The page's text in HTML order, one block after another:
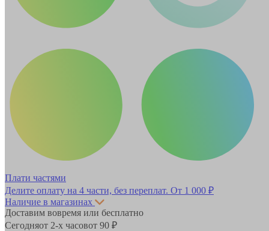
Плати частями
Делите оплату на 4 части, без переплат. От 1 000 ₽
Наличие в магазинах
Доставим вовремя или бесплатно
Сегодняот 2-х часовот 90 ₽